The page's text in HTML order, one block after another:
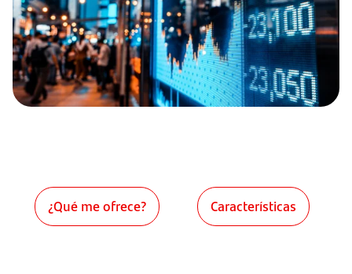
¿Qué me ofrece? Características